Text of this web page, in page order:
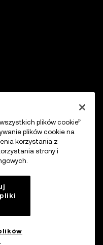
plików cookie”
plików cookie na
korzystania z
strony i